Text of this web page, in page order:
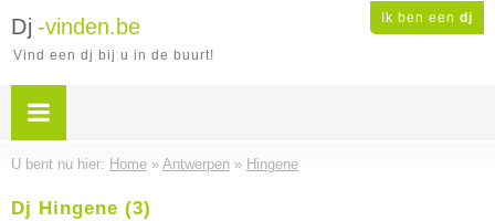
Ik ben een dj
Dj -vinden.be
Vind een dj bij u in de buurt!
U bent nu hier: Home » Antwerpen » Hingene
Dj Hingene (3)